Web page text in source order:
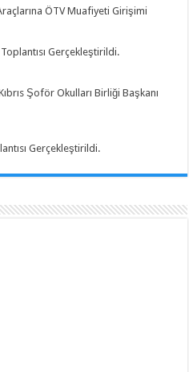
ÖTV Muafiyeti Girişimi
Gerçekleştirildi.
Şoför Okulları Birliği Başkanı
Gerçekleştirildi.